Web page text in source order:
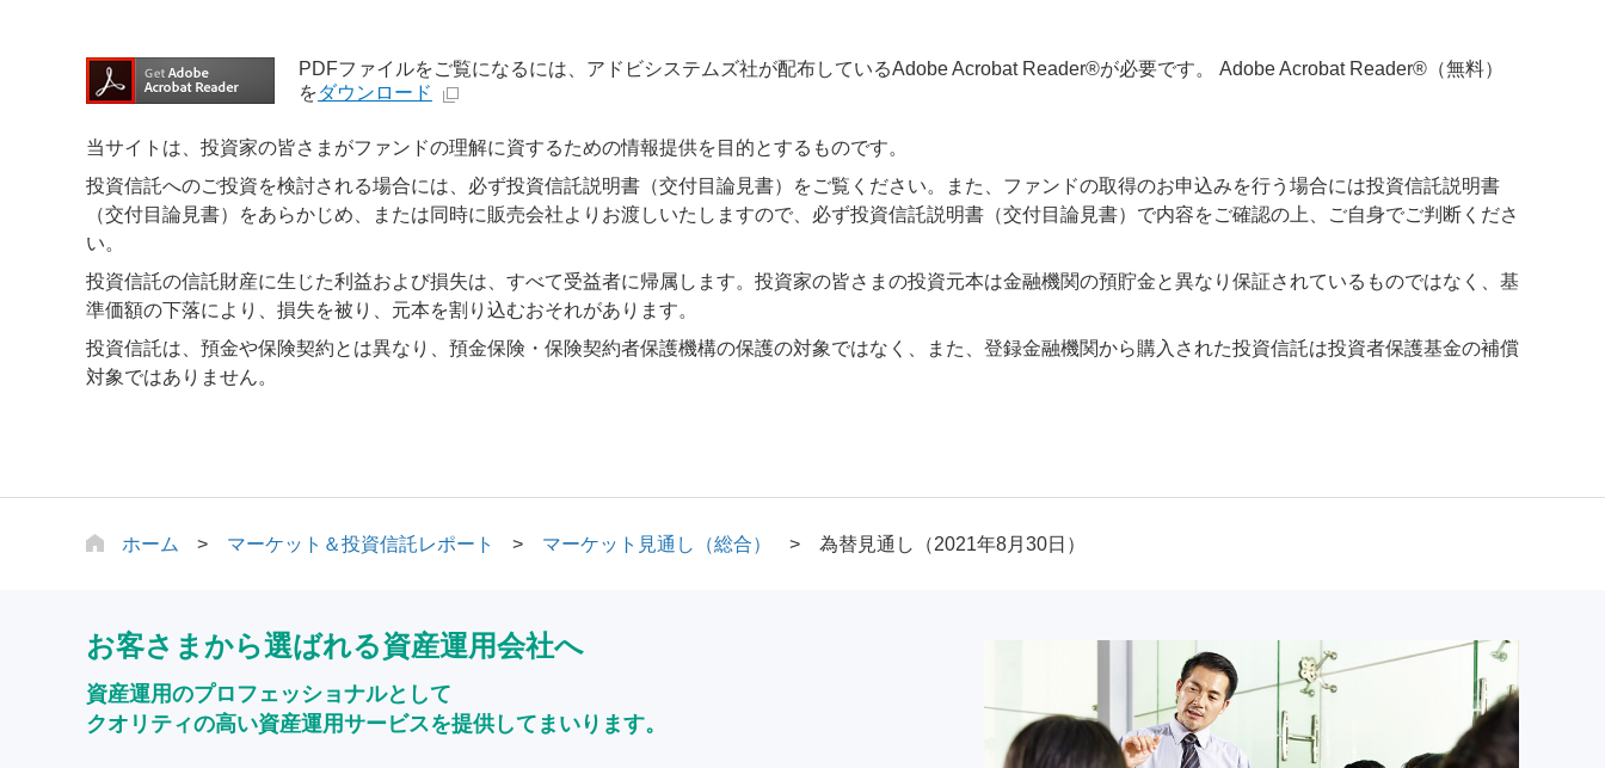
PDFファイルをご覧になるには、アドビシステムズ社が配布しているAdobe Acrobat Reader®が必要です。 Adobe Acrobat Reader®（無料）
をダウンロード
当サイトは、投資家の皆さまがファンドの理解に資するための情報提供を目的とするものです。
投資信託へのご投資を検討される場合には、必ず投資信託説明書（交付目論見書）をご覧ください。また、ファンドの取得のお申込みを行う場合には投資信託説明書
（交付目論見書）をあらかじめ、または同時に販売会社よりお渡しいたしますので、必ず投資信託説明書（交付目論見書）で内容をご確認の上、ご自身でご判断くださ
い。
投資信託の信託財産に生じた利益および損失は、すべて受益者に帰属します。投資家の皆さまの投資元本は金融機関の預貯金と異なり保証されているものではなく、基
準価額の下落により、損失を被り、元本を割り込むおそれがあります。
投資信託は、預金や保険契約とは異なり、預金保険・保険契約者保護機構の保護の対象ではなく、また、登録金融機関から購入された投資信託は投資者保護基金の補償
対象ではありません。
ホーム マーケット＆投資信託レポート マーケット見通し（総合） 為替見通し（2021年8月30日）
お客さまから選ばれる資産運用会社へ
資産運用のプロフェッショナルとして
クオリティの高い資産運用サービスを提供してまいります。